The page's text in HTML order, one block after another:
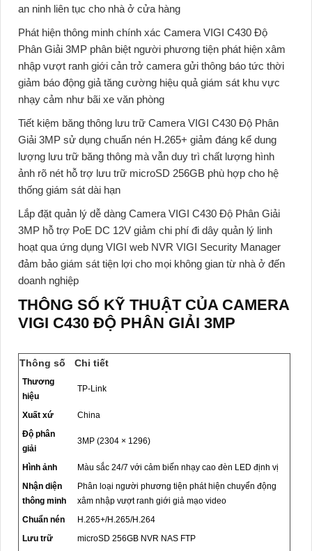
an ninh liên tục cho nhà ở cửa hàng
Phát hiện thông minh chính xác Camera VIGI C430 Độ
Phân Giải 3MP phân biệt người phương tiện phát hiện xâm
nhập vượt ranh giới cản trở camera gửi thông báo tức thời
giảm báo động giả tăng cường hiệu quả giám sát khu vực
nhạy cảm như bãi xe văn phòng
Tiết kiệm băng thông lưu trữ Camera VIGI C430 Độ Phân
Giải 3MP sử dụng chuẩn nén H.265+ giảm đáng kể dung
lượng lưu trữ băng thông mà vẫn duy trì chất lượng hình
ảnh rõ nét hỗ trợ lưu trữ microSD 256GB phù hợp cho hệ
thống giám sát dài hạn
Lắp đặt quản lý dễ dàng Camera VIGI C430 Độ Phân Giải
3MP hỗ trợ PoE DC 12V giảm chi phí đi dây quản lý linh
hoạt qua ứng dụng VIGI web NVR VIGI Security Manager
đảm bảo giám sát tiện lợi cho mọi không gian từ nhà ở đến
doanh nghiệp
THÔNG SỐ KỸ THUẬT CỦA CAMERA
VIGI C430 ĐỘ PHÂN GIẢI 3MP
Thông số Chi tiết
Thương
hiệu
TP-Link
Xuất xứ
China
Độ phân
giải
3MP (2304 × 1296)
Hình ảnh
Màu sắc 24/7 với cảm biến nhạy cao đèn LED định vị
Nhận diện
thông minh
Phân loại người phương tiện phát hiện chuyển động
xâm nhập vượt ranh giới giả mạo video
Chuẩn nén
H.265+/H.265/H.264
Lưu trữ
microSD 256GB NVR NAS FTP